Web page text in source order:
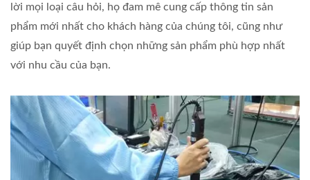
lời mọi loại câu hỏi, họ đam mê cung cấp thông tin sản
phẩm mới nhất cho khách hàng của chúng tôi, cũng như
giúp bạn quyết định chọn những sản phẩm phù hợp nhất
với nhu cầu của bạn.